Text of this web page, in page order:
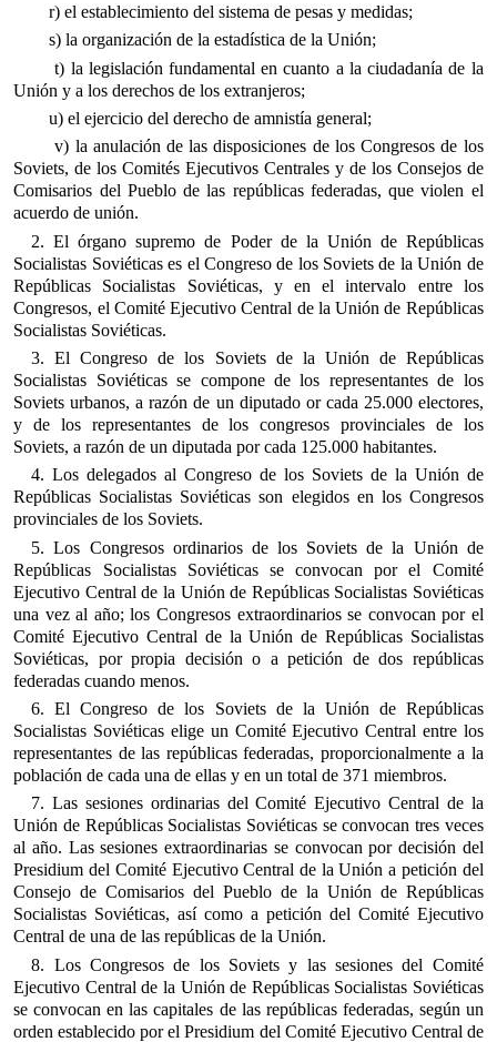
r) el establecimiento del sistema de pesas y medidas;
s) la organización de la estadística de la Unión;
t) la legislación fundamental en cuanto a la ciudadanía de la
Unión y a los derechos de los extranjeros;
u) el ejercicio del derecho de amnistía general;
v) la anulación de las disposiciones de los Congresos de los
Soviets, de los Comités Ejecutivos Centrales y de los Consejos de
Comisarios del Pueblo de las repúblicas federadas, que violen el
acuerdo de unión.
2. El órgano supremo de Poder de la Unión de Repúblicas
Socialistas Soviéticas es el Congreso de los Soviets de la Unión de
Repúblicas Socialistas Soviéticas, y en el intervalo entre los
Congresos, el Comité Ejecutivo Central de la Unión de Repúblicas
Socialistas Soviéticas.
3. El Congreso de los Soviets de la Unión de Repúblicas
Socialistas Soviéticas se compone de los representantes de los
Soviets urbanos, a razón de un diputado or cada 25.000 electores,
y de los representantes de los congresos provinciales de los
Soviets, a razón de un diputada por cada 125.000 habitantes.
4. Los delegados al Congreso de los Soviets de la Unión de
Repúblicas Socialistas Soviéticas son elegidos en los Congresos
provinciales de los Soviets.
5. Los Congresos ordinarios de los Soviets de la Unión de
Repúblicas Socialistas Soviéticas se convocan por el Comité
Ejecutivo Central de la Unión de Repúblicas Socialistas Soviéticas
una vez al año; los Congresos extraordinarios se convocan por el
Comité Ejecutivo Central de la Unión de Repúblicas Socialistas
Soviéticas, por propia decisión o a petición de dos repúblicas
federadas cuando menos.
6. El Congreso de los Soviets de la Unión de Repúblicas
Socialistas Soviéticas elige un Comité Ejecutivo Central entre los
representantes de las repúblicas federadas, proporcionalmente a la
población de cada una de ellas y en un total de 371 miembros.
7. Las sesiones ordinarias del Comité Ejecutivo Central de la
Unión de Repúblicas Socialistas Soviéticas se convocan tres veces
al año. Las sesiones extraordinarias se convocan por decisión del
Presidium del Comité Ejecutivo Central de la Unión a petición del
Consejo de Comisarios del Pueblo de la Unión de Repúblicas
Socialistas Soviéticas, así como a petición del Comité Ejecutivo
Central de una de las repúblicas de la Unión.
8. Los Congresos de los Soviets y las sesiones del Comité
Ejecutivo Central de la Unión de Repúblicas Socialistas Soviéticas
se convocan en las capitales de las repúblicas federadas, según un
orden establecido por el Presidium del Comité Ejecutivo Central de